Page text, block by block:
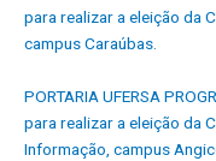
para realizar a eleição da
campus Caraúbas.
PORTARIA UFERSA
para realizar a eleição da
Informação, campus